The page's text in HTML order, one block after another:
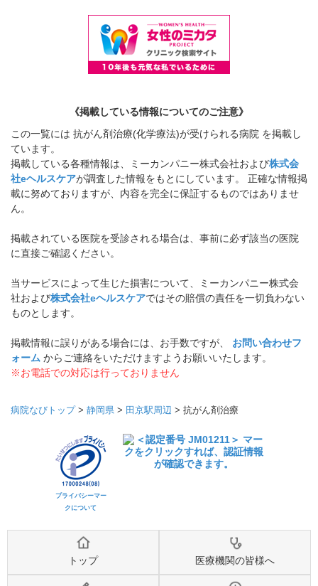
《掲載している情報についてのご注意》
この一覧には 抗がん剤治療(化学療法)が受けられる病院 を掲載し
ています。
掲載している各種情報は、ミーカンパニー株式会社および株式会
社eヘルスケアが調査した情報をもとにしています。 正確な情報掲
載に努めておりますが、内容を完全に保証するものではありませ
ん。
掲載されている医院を受診される場合は、事前に必ず該当の医院
に直接ご確認ください。
当サービスによって生じた損害について、ミーカンパニー株式会
社および株式会社eヘルスケアではその賠償の責任を一切負わない
ものとします。
掲載情報に誤りがある場合には、お手数ですが、 お問い合わせフ
ォーム からご連絡をいただけますようお願いいたします。
※お電話での対応は行っておりません
病院なびトップ> 静岡県 > 田京駅周辺 > 抗がん剤治療
プライバシーマー
クについて
トップ 医療機関の皆様へ